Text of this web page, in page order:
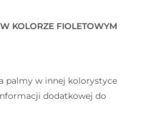
KOLORZE FIOLETOWYM
palmy w innej kolorystyce
dodatkowej do